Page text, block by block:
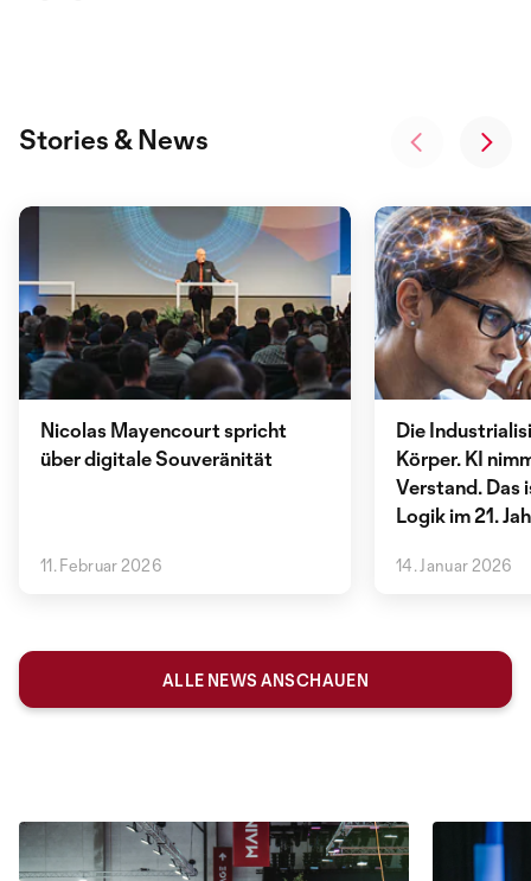
Stories & News
Nicolas Mayencourt spricht
über digitale Souveränität
11. Februar 2026
Die
Körper. KI
Verstand. Das
Logik im 21.
14. Januar 2026
ALLE NEWS ANSCHAUEN